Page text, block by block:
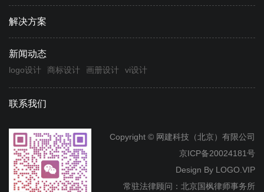
解决方案
新闻动态
logo设计 商标设计 画册设计 vi设计
联系我们
Copyright © 网建科技（北京）有限公司
京ICP备20024181号
Design By LOGO.VIP
常驻法律顾问：北京国枫律师事务所